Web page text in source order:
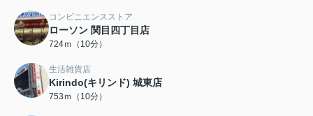
コンビニエンスストア
ローソン 関目四丁目店
724ｍ（10分）
生活雑貨店
Kirindo(キリンド) 城東店
753ｍ（10分）